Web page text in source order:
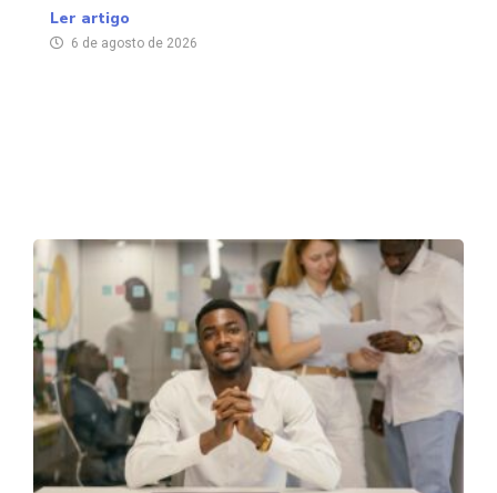
Ler artigo
6 de agosto de 2026